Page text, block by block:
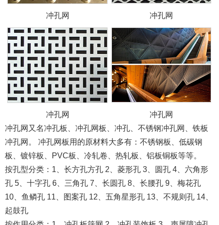
冲孔网 冲孔网
冲孔网
冲孔网
冲孔网又名冲孔板、冲孔网板、冲孔、不锈钢冲孔网、铁板
冲孔网。 冲孔网板用的原材料大多有：不锈钢板、低碳钢
板、镀锌板、PVC板、冷轧卷、热轧板、铝板铜板等等。
按孔型分类：1、长方孔方孔 2、菱形孔 3、圆孔 4、六角形
孔 5、十字孔 6、三角孔 7、长圆孔 8、长腰孔 9、梅花孔
10、鱼鳞孔 11、图案孔 12、五角星形孔 13、不规则孔 14、
起鼓孔